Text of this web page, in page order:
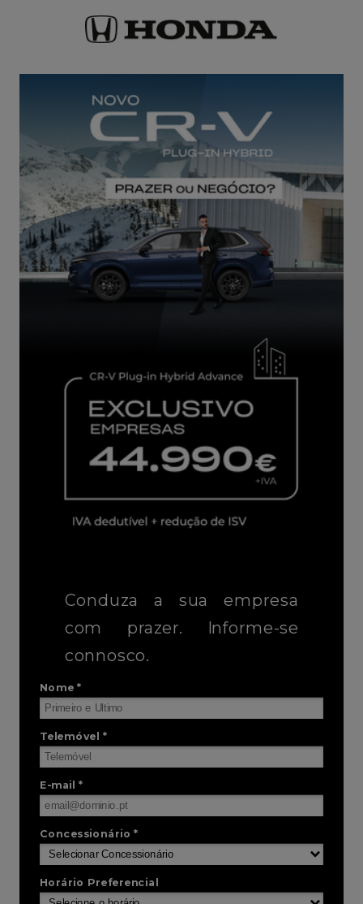
Nome *
Telemóvel *
E-mail *
Concessionário *
Horário Preferencial
Conduza a sua empresa
com prazer. Informe-se
connosco.